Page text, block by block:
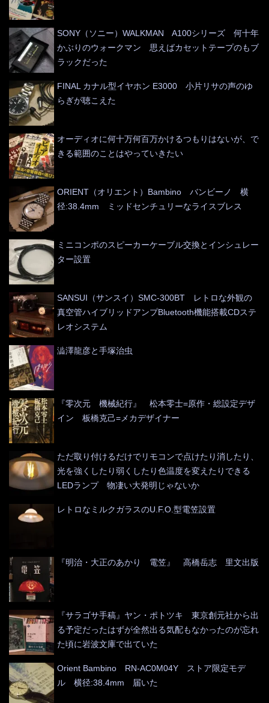
SONY（ソニー）WALKMAN A100シリーズ 何十年
かぶりのウォークマン 思えばカセットテープのもブ
ラックだった
FINAL カナル型イヤホン E3000 小片リサの声のゆ
らぎが聴こえた
オーディオに何十万何百万かけるつもりはないが、で
きる範囲のことはやっていきたい
ORIENT（オリエント）Bambino バンビーノ 横
径:38.4mm ミッドセンチュリーなライスブレス
ミニコンポのスピーカーケーブル交換とインシュレー
ター設置
SANSUI（サンスイ）SMC-300BT レトロな外観の
真空管ハイブリッドアンプBluetooth機能搭載CDステ
レオシステム
澁澤龍彦と手塚治虫
『零次元 機械紀行』 松本零士=原作・総設定デザ
イン 板橋克己=メカデザイナー
ただ取り付けるだけでリモコンで点けたり消したり、
光を強くしたり弱くしたり色温度を変えたりできる
LEDランプ 物凄い大発明じゃないか
レトロなミルクガラスのU.F.O.型電笠設置
『明治・大正のあかり 電笠』 高橋岳志 里文出版
『サラゴサ手稿』ヤン・ポトツキ 東京創元社から出
る予定だったはずが全然出る気配もなかったのが忘れ
た頃に岩波文庫で出ていた
Orient Bambino RN-AC0M04Y ストア限定モデ
ル 横径:38.4mm 届いた